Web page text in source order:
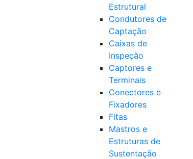
Estrutural
Condutores de
Captação
Caixas de
Inspeção
Captores e
Terminais
Conectores e
Fixadores
Fitas
Mastros e
Estruturas de
Sustentação